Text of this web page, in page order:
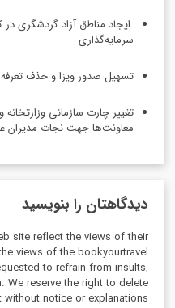
ایجاد مناطق آزاد گردشگری
سرمایه‌گذاری
تسهیل صدور ویزا و حذف
تغییر چارت سازمانی وزارتخانه
معاونت‌ها جهت نجات مدیران
دیدگاهتان را بنویسید
site reflect the views of their
views of the bookyourtravel
to refrain from insults,
We reserve the right to delete
without notice or explanations.